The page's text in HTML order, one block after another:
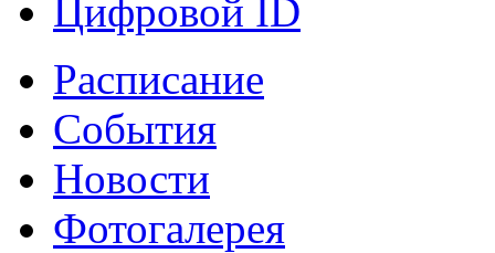
Цифровой ID
Расписание
События
Новости
Фотогалерея